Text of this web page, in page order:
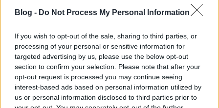
Blog - Do Not Process My Personal Information
If you wish to opt-out of the sale, sharing to third parties, or
processing of your personal or sensitive information for
targeted advertising by us, please use the below opt-out
section to confirm your selection. Please note that after your
opt-out request is processed you may continue seeing
interest-based ads based on personal information utilized by
us or personal information disclosed to third parties prior to
cselédlányról szól, aki beleszeret annak a gazdag
fordulatokat és szenvedélyes pillanatokat hozó
történet minden hétköznap este képernyőn lesz.
Szintén augusztus 21-én indulaz Izaura TV-n az
Esmeralda. A minden hétköznap, 21 órától
jelentkező sorozat két ártatlan újszülött történetét
meséli el, akiknek élete születésük napján